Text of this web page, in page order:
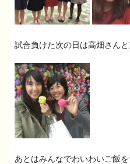
試合負けた次の日は高畑さんと
あとはみんなでわいわいご飯を